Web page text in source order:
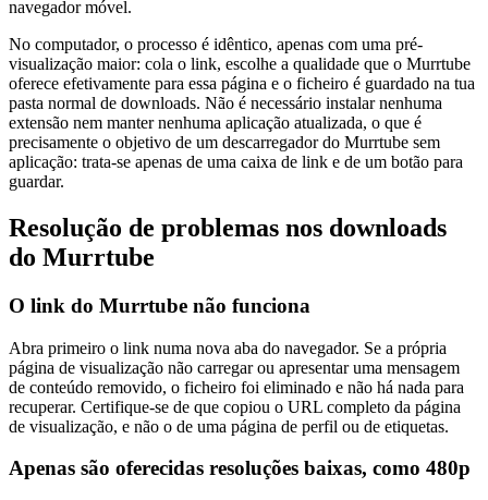
navegador móvel.
No computador, o processo é idêntico, apenas com uma pré-
visualização maior: cola o link, escolhe a qualidade que o Murrtube
oferece efetivamente para essa página e o ficheiro é guardado na tua
pasta normal de downloads. Não é necessário instalar nenhuma
extensão nem manter nenhuma aplicação atualizada, o que é
precisamente o objetivo de um descarregador do Murrtube sem
aplicação: trata-se apenas de uma caixa de link e de um botão para
guardar.
Resolução de problemas nos downloads
do Murrtube
O link do Murrtube não funciona
Abra primeiro o link numa nova aba do navegador. Se a própria
página de visualização não carregar ou apresentar uma mensagem
de conteúdo removido, o ficheiro foi eliminado e não há nada para
recuperar. Certifique-se de que copiou o URL completo da página
de visualização, e não o de uma página de perfil ou de etiquetas.
Apenas são oferecidas resoluções baixas, como 480p